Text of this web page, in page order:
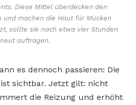
Diese Mittel überdecken den
und machen die Haut für Mücken
sollte sie nach etwa vier Stunden
auftragen.
es dennoch passieren: Die
sichtbar. Jetzt gilt: nicht
die Reizung und erhöht